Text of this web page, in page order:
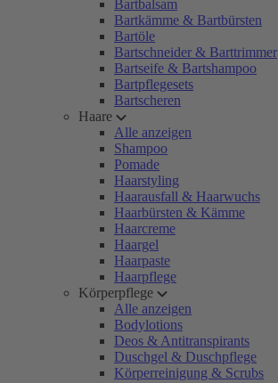
Bartbalsam
Bartkämme & Bartbürsten
Bartöle
Bartschneider & Barttrimmer
Bartseife & Bartshampoo
Bartpflegesets
Bartscheren
Haare
Alle anzeigen
Shampoo
Pomade
Haarstyling
Haarausfall & Haarwuchs
Haarbürsten & Kämme
Haarcreme
Haargel
Haarpaste
Haarpflege
Körperpflege
Alle anzeigen
Bodylotions
Deos & Antitranspirants
Duschgel & Duschpflege
Körperreinigung & Scrubs